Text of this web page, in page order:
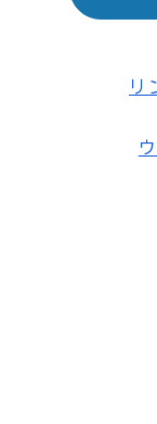
リ